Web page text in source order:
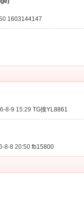
1603144147
8-9 15:29 TG搜YL8861
8-8 20:50 fb15800